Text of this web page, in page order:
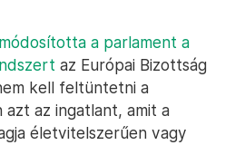
módosította a parlament a
az Európai Bizottság
kell feltüntetni a
az ingatlant, amit a
életvitelszerűen vagy